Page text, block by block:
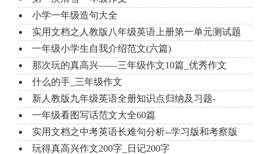
小学一年级造句大全
实用文档之人教版八年级英语上册第一单元测试题
一年级小学生自我介绍范文(六篇)
那次玩的真高兴——三年级作文10篇_优秀作文
什么的手_三年级作文
新人教版九年级英语全册知识点归纳及习题-
一年级看图写话范文大全60篇
实用文档之中考英语长难句分析--学习版和考察版
玩得真高兴作文200字_日记200字